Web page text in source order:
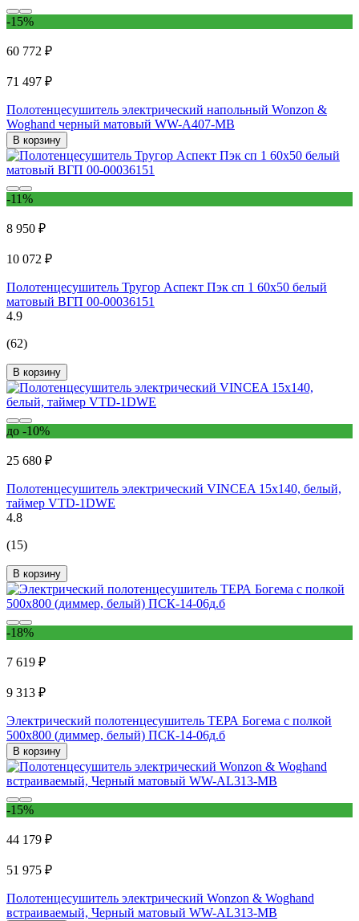
-15%
60 772 ₽
71 497 ₽
Полотенцесушитель электрический напольный Wonzon &
Woghand черный матовый WW-A407-MB
В корзину
-11%
8 950 ₽
10 072 ₽
Полотенцесушитель Тругор Аспект Пэк сп 1 60x50 белый
матовый ВГП 00-00036151
4.9
(62)
В корзину
до -10%
25 680 ₽
Полотенцесушитель электрический VINCEA 15x140, белый,
таймер VTD-1DWE
4.8
(15)
В корзину
-18%
7 619 ₽
9 313 ₽
Электрический полотенцесушитель ТЕРА Богема с полкой
500x800 (диммер, белый) ПСК-14-06д.б
В корзину
-15%
44 179 ₽
51 975 ₽
Полотенцесушитель электрический Wonzon & Woghand
встраиваемый, Черный матовый WW-AL313-MB